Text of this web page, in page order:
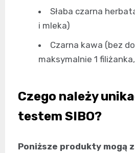
Słaba czarna
i mleka)
Czarna kawa (bez
maksymalnie 1
Czego należy
testem SIBO?
Poniższe produkty mogą